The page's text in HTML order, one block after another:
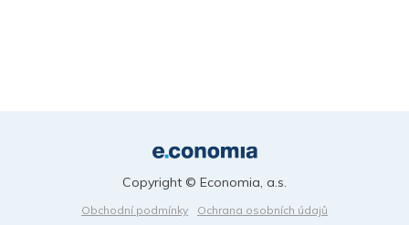
Obchodní podmínky
Ochrana osobních údajů
Copyright © Economia, a.s.